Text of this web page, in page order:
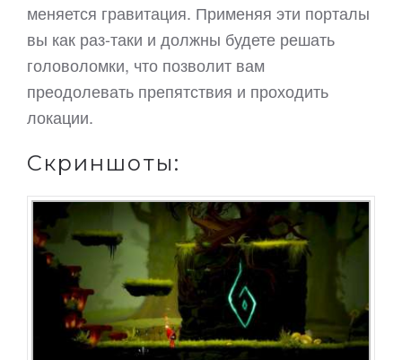
меняется гравитация. Применяя эти порталы
вы как раз-таки и должны будете решать
головоломки, что позволит вам
преодолевать препятствия и проходить
локации.
Скриншоты: